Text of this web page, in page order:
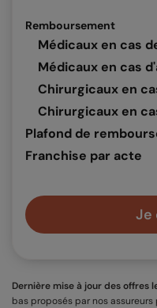
Remboursement
Médicaux en cas
Médicaux en cas
Chirurgicaux en
Chirurgicaux en
Plafond de
Franchise par acte
Je
Dernière mise à jour des offres
bas proposés par nos